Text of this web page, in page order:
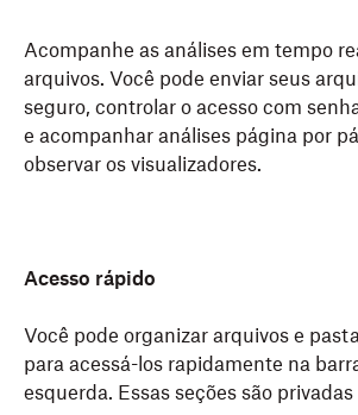
Acompanhe as análises em tempo
arquivos. Você pode enviar seus
seguro, controlar o acesso com
e acompanhar análises página por
observar os visualizadores.
Acesso rápido
Você pode organizar arquivos e
para acessá-los rapidamente na
esquerda. Essas seções são privadas